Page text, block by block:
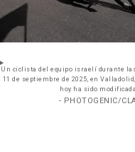
Un ciclista del equipo israelí durante
11 de septiembre de 2025, en
hoy ha sido
- PHOTOGENIC/